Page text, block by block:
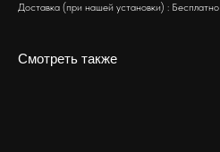
Доставка (при нашей установки) : Бесплатно
Смотреть также